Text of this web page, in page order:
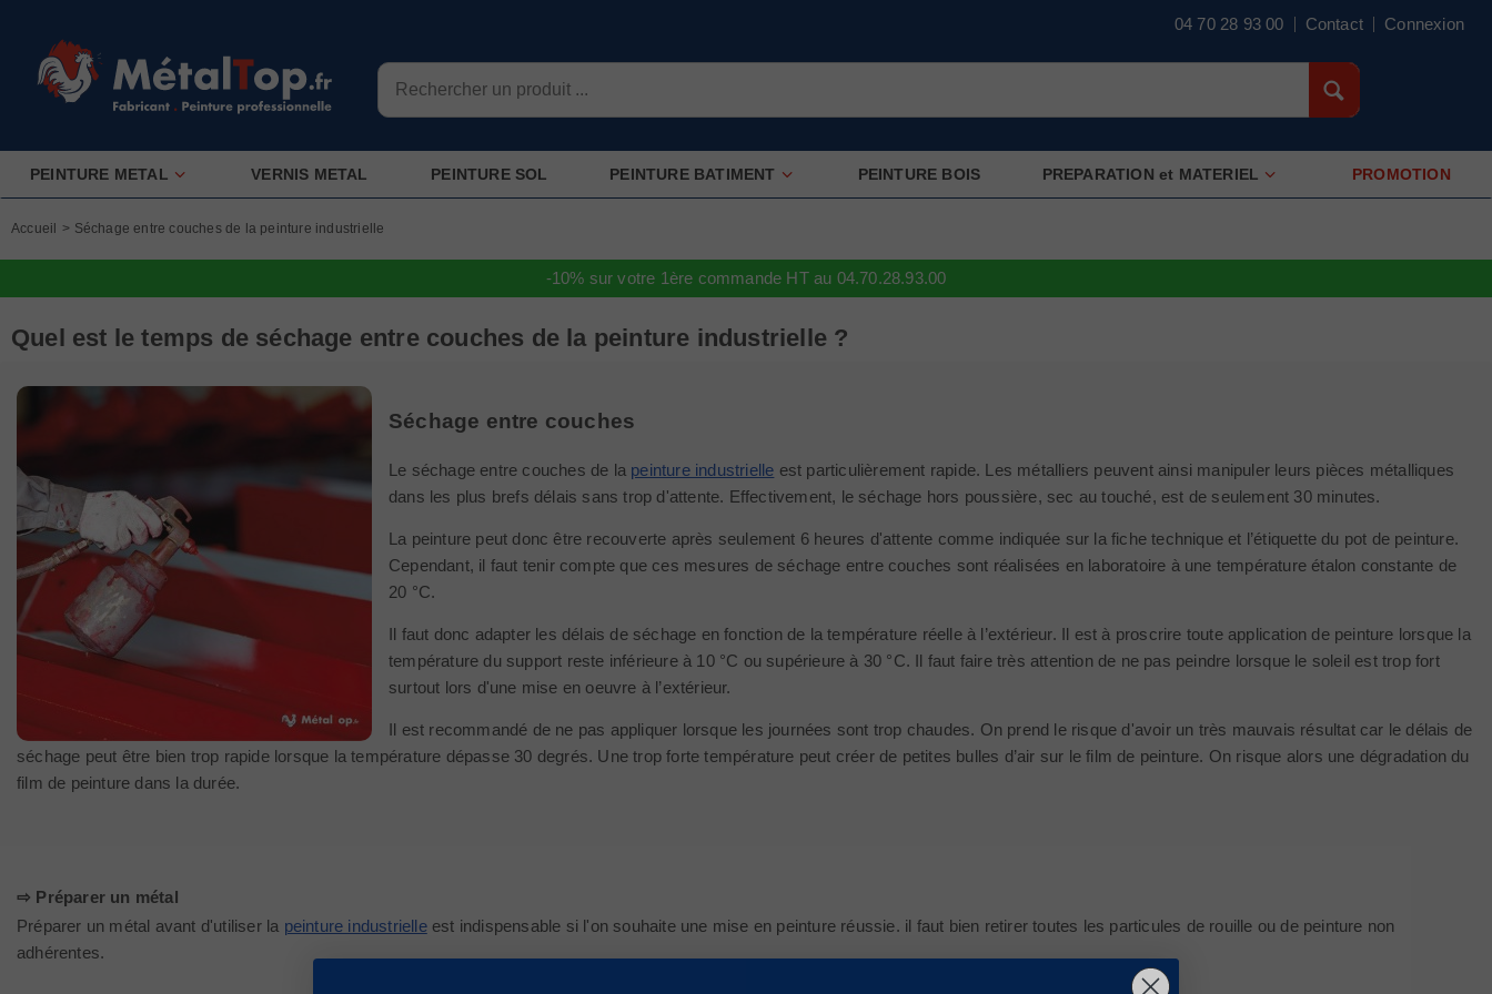
04 70 28 93 00 Contact Connexion
PEINTURE METAL VERNIS METAL PEINTURE SOL PEINTURE BATIMENT PEINTURE BOIS PREPARATION et MATERIEL PROMOTION
Accueil > Séchage entre couches de la peinture industrielle
-10% sur votre 1ère commande HT au 04.70.28.93.00
Quel est le temps de séchage entre couches de la peinture industrielle ?
Séchage entre couches
Le séchage entre couches de la peinture industrielle est particulièrement rapide. Les métalliers peuvent ainsi manipuler leurs pièces métalliques
dans les plus brefs délais sans trop d'attente. Effectivement, le séchage hors poussière, sec au touché, est de seulement 30 minutes.
La peinture peut donc être recouverte après seulement 6 heures d'attente comme indiquée sur la fiche technique et l’étiquette du pot de peinture.
Cependant, il faut tenir compte que ces mesures de séchage entre couches sont réalisées en laboratoire à une température étalon constante de
20 °C.
Il faut donc adapter les délais de séchage en fonction de la température réelle à l’extérieur. Il est à proscrire toute application de peinture lorsque la
température du support reste inférieure à 10 °C ou supérieure à 30 °C. Il faut faire très attention de ne pas peindre lorsque le soleil est trop fort
surtout lors d'une mise en oeuvre à l’extérieur.
Il est recommandé de ne pas appliquer lorsque les journées sont trop chaudes. On prend le risque d'avoir un très mauvais résultat car le délais de
séchage peut être bien trop rapide lorsque la température dépasse 30 degrés. Une trop forte température peut créer de petites bulles d’air sur le film de peinture. On risque alors une dégradation du
film de peinture dans la durée.
⇨ Préparer un métal
Préparer un métal avant d'utiliser la peinture industrielleest indispensable si l'on souhaite une mise en peinture réussie. il faut bien retirer toutes les particules de rouille ou de peinture non
adhérentes.